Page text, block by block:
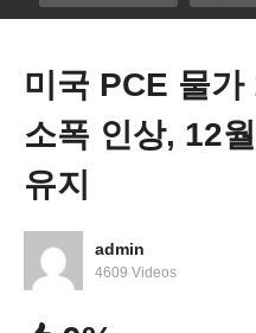
미국민 다수 트럼프 2기
미국 PCE 물
소폭 인상, 12
유지
admin
4609 Videos